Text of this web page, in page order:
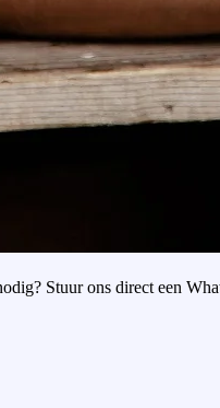
Stuur ons direct een